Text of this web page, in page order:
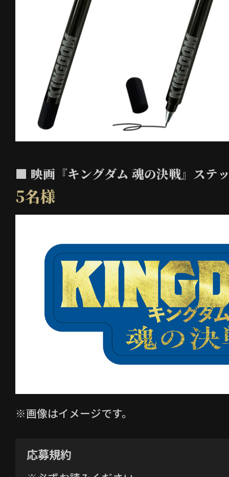
■ 映画『キングダム 魂の決戦』ステ
5名様
※画像はイメージです。
応募規約